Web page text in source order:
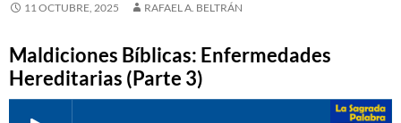
11 OCTUBRE, 2025 RAFAEL A. BELTRÁN
Maldiciones Bíblicas: Enfermedades
Hereditarias (Parte 3)